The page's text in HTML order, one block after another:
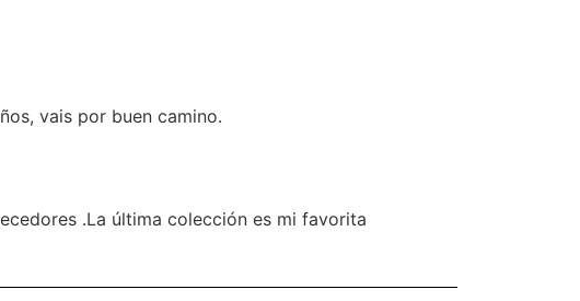
vais por buen camino.
.La última colección es mi favorita